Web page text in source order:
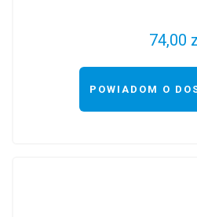
74,00
POWIADOM O